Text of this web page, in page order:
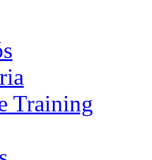
Training